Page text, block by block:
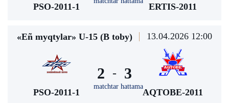
PSO-2011-1 ERTIS-2011
«Eñ myqtylar» U-15 (В toby) 13.04.2026 12:00
PSO-2011-1
2 -
matchtar hattama
3
AQTOBE-2011